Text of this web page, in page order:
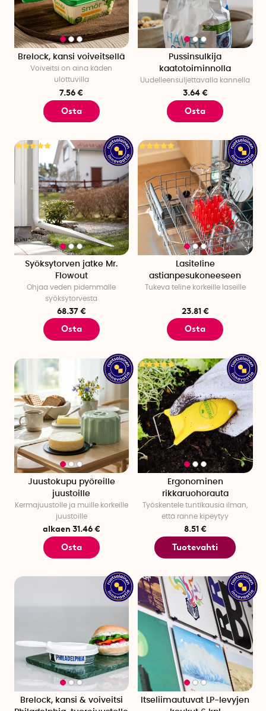
Löydät varmasti täydellisen ruotsalaisen lahjan
SmartaSakerin laajasta valikoimasta.
Brelock, kansi voiveitsellä
Voiveitsi on aina käden
ulottuvilla
7.56 €
Osta
Pussinsulkija
kaatotoiminnolla
Uudelleensuljettavalla kannella
3.64 €
Osta
Syöksytorven jatke Mr.
Flowout
Ohjaa veden pidemmälle
syöksytorvesta
68.37 €
Osta
Lasiteline
astianpesukoneeseen
Tukeva teline korkeille laseille
23.81 €
Osta
Juustokupu pyöreille
juustoille
Kermajuustolle ja muille korkeille
juustoille
alkaen 31.46 €
Osta
Ergonominen
rikkaruohorauta
Työskentele tuntikausia ilman,
että ranne kipeytyy
8.51 €
Tuotevahti
Brelock, kansi & voiveitsi
Itseliimautuvat LP-levyjen